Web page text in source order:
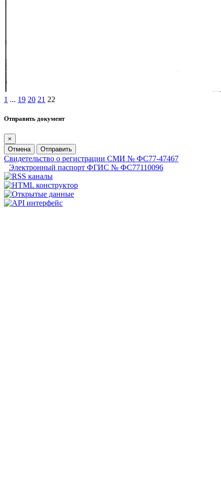
1 ... 19 20 21 22
Отправить документ
×
Отмена
Отправить
Свидетельство о регистрации СМИ № ФС77-47467
Электронный паспорт ФГИС № ФС77110096